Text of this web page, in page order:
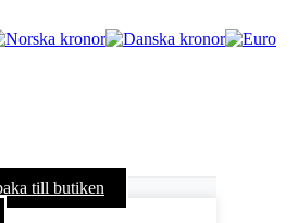
till butiken